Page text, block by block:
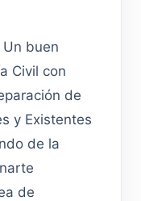
Un buen
Civil con
de
y Existentes
de la
de